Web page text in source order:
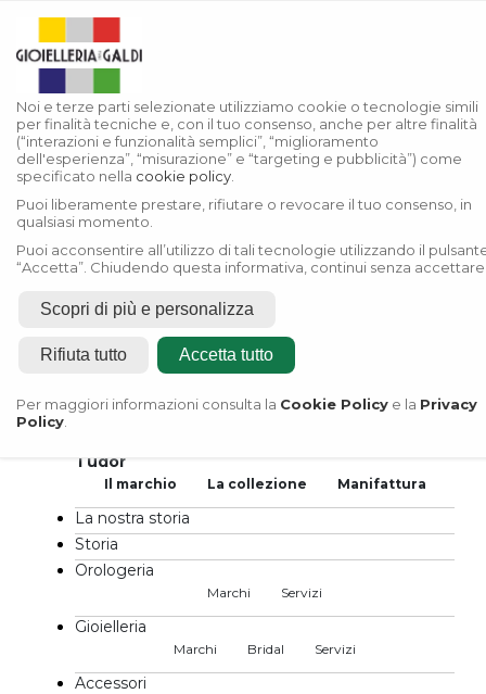
Rivenditore Autorizzato
Rolex
Tudor
Il marchio La collezione Manifattura
La nostra storia
Storia
Orologeria
Marchi Servizi
Gioielleria
Marchi Bridal Servizi
Accessori
Noi e terze parti selezionate utilizziamo cookie o tecnologie simili
per finalità tecniche e, con il tuo consenso, anche per altre finalità
(“interazioni e funzionalità semplici”, “miglioramento
dell'esperienza”, “misurazione” e “targeting e pubblicità”) come
specificato nella cookie policy
Puoi liberamente prestare, rifiutare o revocare il tuo consenso, in
qualsiasi momento.
Puoi acconsentire all’utilizzo di tali tecnologie utilizzando il
“Accetta”. Chiudendo questa informativa, continui senza
Scopri di più e personalizza
Rifiuta tutto Accetta tutto
Per maggiori informazioni consulta la Cookie Policy e la Privacy
Policy